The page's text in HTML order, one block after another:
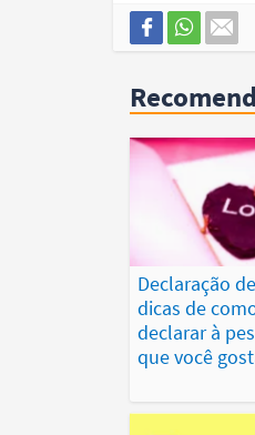
Declaração
dicas de
declarar à
que você